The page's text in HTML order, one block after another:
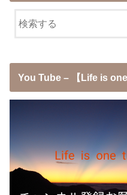
You Tube – 【Life is one